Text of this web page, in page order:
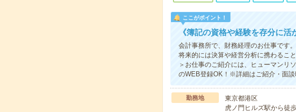
ここがポイント！
《簿記の資格や経験を存分に
会計事務所で、財務経理のお仕事です
将来的には決算や経営分析に携わるこ
＞お仕事のご紹介には、ヒューマンリ
のWEB登録OK！※詳細はご紹介・面談
勤務地
東京都港区
虎ノ門ヒルズ駅から徒